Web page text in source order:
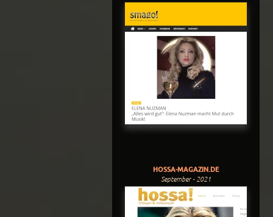
HOSSA-MAGAZIN.DE
September - 2021